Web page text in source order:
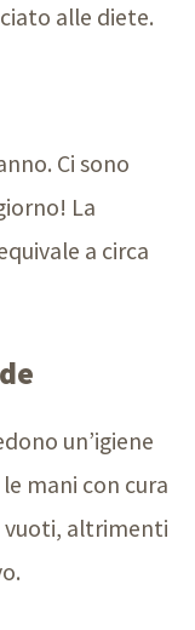
alle diete.
Ci sono
La
a circa
un’igiene
mani con cura
vuoti, altrimenti